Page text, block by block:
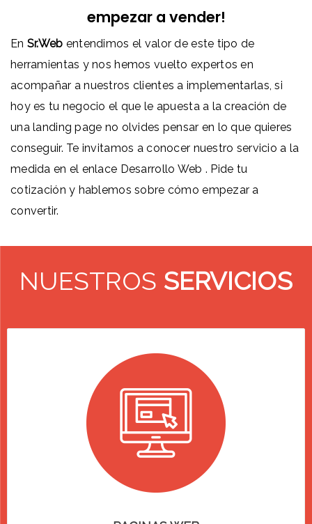
empezar a vender!
En Sr.Web entendimos el valor de este tipo de
herramientas y nos hemos vuelto expertos en
acompañar a nuestros clientes a implementarlas, si
hoy es tu negocio el que le apuesta a la creación de
una landing page no olvides pensar en lo que quieres
conseguir. Te invitamos a conocer nuestro servicio a la
medida en el enlace Desarrollo Web . Pide tu
cotización y hablemos sobre cómo empezar a
convertir.
NUESTROS SERVICIOS